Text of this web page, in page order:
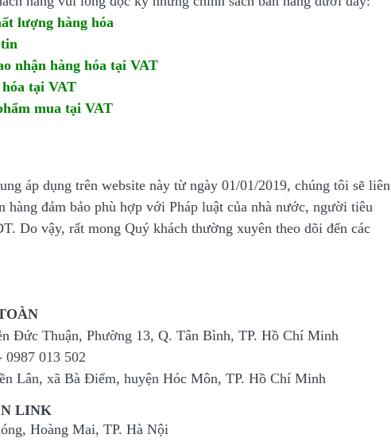
lượng hàng hóa
nhận hàng hóa tại VAT
tại VAT
mua tại VAT
áp dụng trên website này từ ngày 01/01/2019, chúng tôi sẽ liên
hàng đảm bảo phù hợp với Pháp luật của nhà nước, người tiêu
Do vậy, rất mong Quý khách thường xuyên theo dõi đến các
Đức Thuận, Phường 13, Q. Tân Bình, TP. Hồ Chí Minh
0987 013 502
Lân, xã Bà Điểm, huyện Hóc Môn, TP. Hồ Chí Minh
LINK
Hoàng Mai, TP. Hà Nội